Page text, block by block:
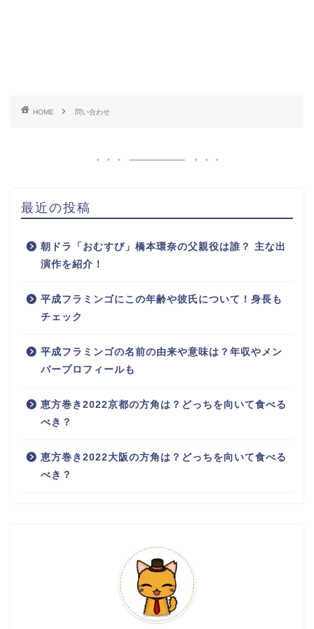
HOME 問い合わせ
最近の投稿
朝ドラ「おむすび」橋本環奈の父親役は誰？ 主な出
演作を紹介！
平成フラミンゴにこの年齢や彼氏について！身長も
チェック
平成フラミンゴの名前の由来や意味は？年収やメン
バープロフィールも
恵方巻き2022京都の方角は？どっちを向いて食べる
べき？
恵方巻き2022大阪の方角は？どっちを向いて食べる
べき？